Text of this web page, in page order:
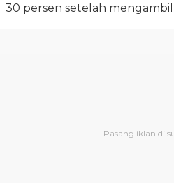
30 persen setelah